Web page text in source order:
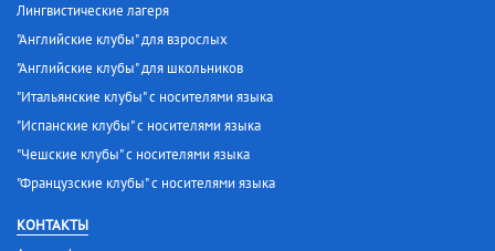
Лингвистические лагеря
"Английские клубы" для взрослых
"Английские клубы" для школьников
"Итальянские клубы" с носителями языка
"Испанские клубы" с носителями языка
"Чешские клубы" с носителями языка
"Французские клубы" с носителями языка
КОНТАКТЫ